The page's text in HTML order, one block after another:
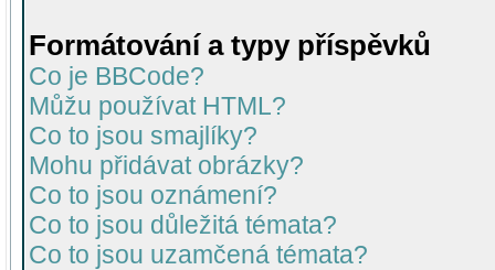
Formátování a typy příspěvků
Co je BBCode?
Můžu používat HTML?
Co to jsou smajlíky?
Mohu přidávat obrázky?
Co to jsou oznámení?
Co to jsou důležitá témata?
Co to jsou uzamčená témata?